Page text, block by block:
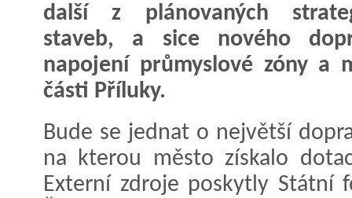
další z plánovaných
staveb, a sice nového
napojení průmyslové zóny a
části Příluky.
Bude se jednat o největší
na kterou město získalo
Externí zdroje poskytly Státní